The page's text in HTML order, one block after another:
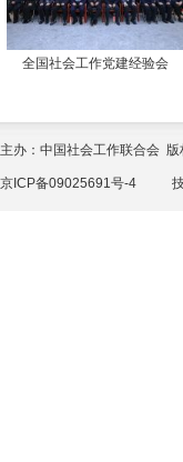
全国社会工作党建经验会
主办：中国社会工作联合会
京ICP备09025691号-4 技术